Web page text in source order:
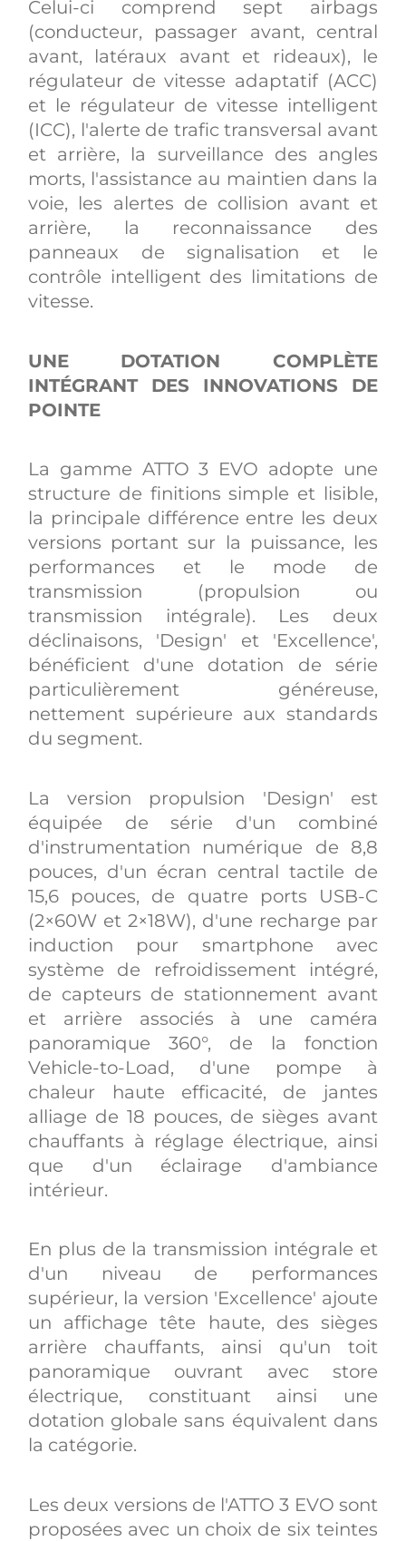
Celui-ci comprend sept airbags
(conducteur, passager avant, central
avant, latéraux avant et rideaux), le
régulateur de vitesse adaptatif (ACC)
et le régulateur de vitesse intelligent
(ICC), l'alerte de trafic transversal avant
et arrière, la surveillance des angles
morts, l'assistance au maintien dans la
voie, les alertes de collision avant et
arrière, la reconnaissance des
panneaux de signalisation et le
contrôle intelligent des limitations de
vitesse.
UNE DOTATION COMPLÈTE
INTÉGRANT DES INNOVATIONS DE
POINTE
La gamme ATTO 3 EVO adopte une
structure de finitions simple et lisible,
la principale différence entre les deux
versions portant sur la puissance, les
performances et le mode de
transmission (propulsion ou
transmission intégrale). Les deux
déclinaisons, 'Design' et 'Excellence',
bénéficient d'une dotation de série
particulièrement généreuse,
nettement supérieure aux standards
du segment.
La version propulsion 'Design' est
équipée de série d'un combiné
d'instrumentation numérique de 8,8
pouces, d'un écran central tactile de
15,6 pouces, de quatre ports USB-C
(2×60W et 2×18W), d'une recharge par
induction pour smartphone avec
système de refroidissement intégré,
de capteurs de stationnement avant
et arrière associés à une caméra
panoramique 360°, de la fonction
Vehicle-to-Load, d'une pompe à
chaleur haute efficacité, de jantes
alliage de 18 pouces, de sièges avant
chauffants à réglage électrique, ainsi
que d'un éclairage d'ambiance
intérieur.
En plus de la transmission intégrale et
d'un niveau de performances
supérieur, la version 'Excellence' ajoute
un affichage tête haute, des sièges
arrière chauffants, ainsi qu'un toit
panoramique ouvrant avec store
électrique, constituant ainsi une
dotation globale sans équivalent dans
la catégorie.
Les deux versions de l'ATTO 3 EVO sont
proposées avec un choix de six teintes